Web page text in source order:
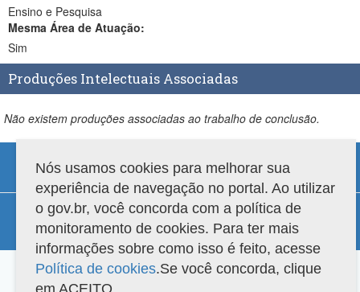
Ensino e Pesquisa
Mesma Área de Atuação:
Sim
Produções Intelectuais Associadas
Não existem produções associadas ao trabalho de conclusão.
Compatibilidade
Versão do sistema: 3.88.9 Copyright 2022 Capes. Todos os direitos reservados.
Nós usamos cookies para melhorar sua
experiência de navegação no portal. Ao utilizar
o gov.br, você concorda com a política de
monitoramento de cookies. Para ter mais
informações sobre como isso é feito, acesse
Política de cookies.Se você concorda, clique
em ACEITO.